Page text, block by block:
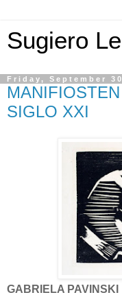
Sugiero
Friday, September
SIGLO XXI
GABRIELA PAVINSKI